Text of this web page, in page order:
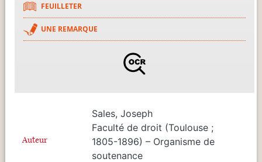
FEUILLETER
UNE REMARQUE
Auteur
Sales, Joseph
Faculté de droit (Toulouse ;
1805-1896) – Organisme de
soutenance